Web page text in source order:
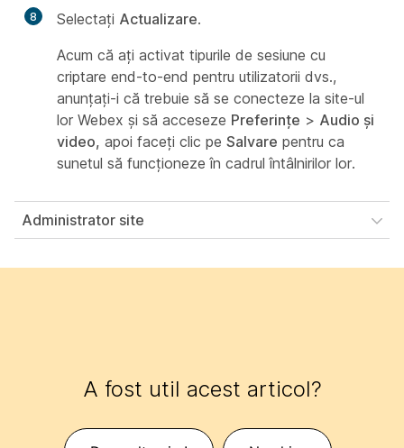
8 Selectați Actualizare.
Acum că ați activat tipurile de sesiune cu
criptare end-to-end pentru utilizatorii dvs.,
anunțați-i că trebuie să se conecteze la site-ul
lor Webex și să acceseze Preferințe > Audio și
video, apoi faceți clic pe Salvare pentru ca
sunetul să funcționeze în cadrul întâlnirilor lor.
Administrator site
A fost util acest articol?